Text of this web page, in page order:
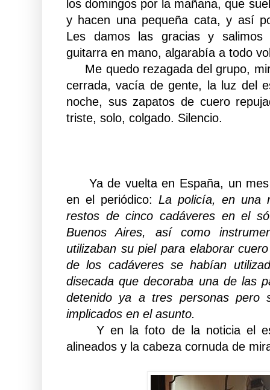
los domingos por la mañana, que
y hacen una pequeña cata, y así
Les damos las gracias y salimos
guitarra en mano, algarabía a todo
Me quedo rezagada del grupo,
cerrada, vacía de gente, la luz del
noche, sus zapatos de cuero
triste, solo, colgado. Silencio.
Ya de vuelta en España, un mes
en el periódico: La policía, en una
restos de cinco cadáveres en el
Buenos Aires, así como
utilizaban su piel para elaborar
de los cadáveres se habían
disecada que decoraba una de las
detenido ya a tres personas pero
implicados en el asunto.
Y en la foto de la noticia el
alineados y la cabeza cornuda de